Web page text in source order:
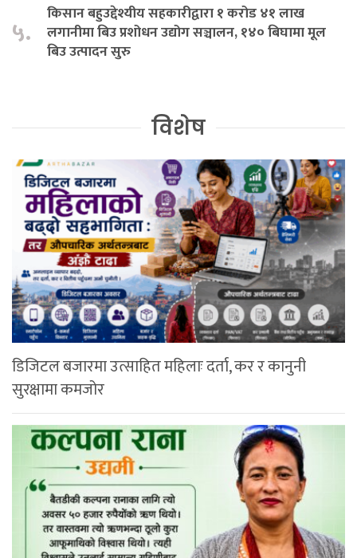
५.
किसान बहुउद्देश्यीय सहकारीद्वारा १ करोड ४१ लाख
लगानीमा बिउ प्रशोधन उद्योग सञ्चालन, १४० बिघामा मूल
बिउ उत्पादन सुरु
विशेष
डिजिटल बजारमा उत्साहित महिलाः दर्ता, कर र कानुनी
सुरक्षामा कमजोर